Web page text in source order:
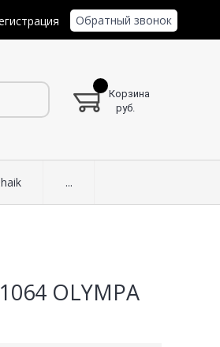
Обратный звонок
Корзина
руб.
...
OLYMPA